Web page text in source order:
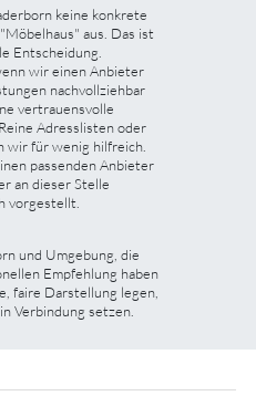
keine konkrete
aus. Das ist
Entscheidung.
wir einen Anbieter
nachvollziehbar
vertrauensvolle
Adresslisten oder
wir für wenig hilfreich.
passenden Anbieter
an dieser Stelle
vorgestellt.
und Umgebung, die
Empfehlung haben
faire Darstellung legen,
Verbindung setzen.